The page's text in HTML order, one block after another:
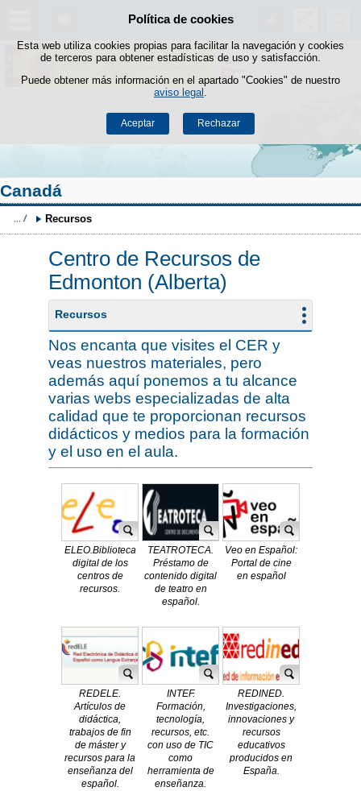
Política de cookies
Esta web utiliza cookies propias para facilitar la navegación y cookies
de terceros para obtener estadísticas de uso y satisfacción.
Puede obtener más información en el apartado "Cookies" de nuestro
aviso legal
Aceptar Rechazar
Saltar al contenido
Canadá
Recursos
Centro de Recursos de
Edmonton (Alberta)
Recursos
Nos encanta que visites el CER y
veas nuestros materiales, pero
además aquí ponemos a tu alcance
varias webs especializadas de alta
calidad que te proporcionan recursos
didácticos y medios para la formación
y el uso en el aula.
ELEO.Biblioteca
digital de los
centros de
recursos.
TEATROTECA.
Préstamo de
contenido digital
de teatro en
español.
Veo en Español:
Portal de cine
en español
REDELE.
Artículos de
didáctica,
trabajos de fin
de máster y
recursos para la
enseñanza del
español.
INTEF.
Formación,
tecnología,
recursos, etc.
con uso de TIC
como
herramienta de
enseñanza.
REDINED.
Investigaciones,
innovaciones y
recursos
educativos
producidos en
España.